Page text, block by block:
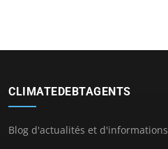
CLIMATEDEBTAGENTS
Blog d'actualités et d'informations